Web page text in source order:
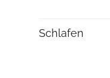
Schlafen